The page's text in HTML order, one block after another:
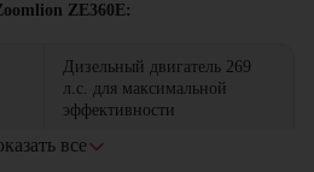
ZE360E:
Дизельный двигатель 269
л.с. для максимальной
эффективности
Работа в различных
все